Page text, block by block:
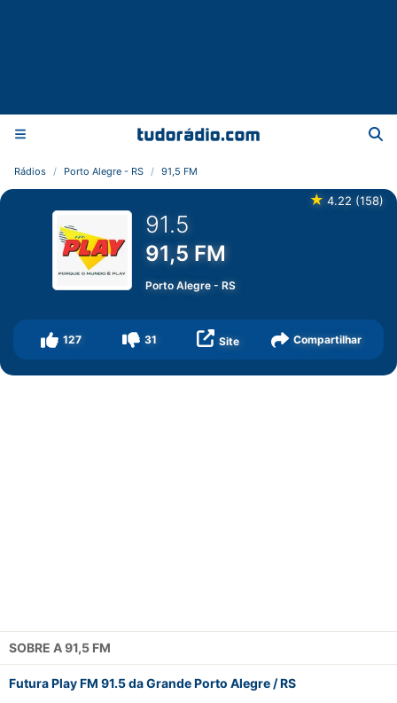
Rádios Porto Alegre - RS 91,5 FM
★ 4.22 (158)
91.5
91,5 FM
Porto Alegre -RS
127 31 Site Compartilhar
SOBRE A91,5 FM
Futura Play FM 91.5 da Grande Porto Alegre / RS